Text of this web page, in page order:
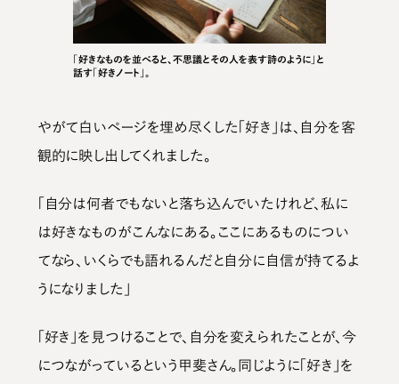
「好きなものを並べると、不思議とその人を表す詩のように」と
話す「好きノート」。
やがて白いページを埋め尽くした「好き」は、自分を客
観的に映し出してくれました。
「自分は何者でもないと落ち込んでいたけれど、私に
は好きなものがこんなにある。ここにあるものについ
てなら、いくらでも語れるんだと自分に自信が持てるよ
うになりました」
「好き」を見つけることで、自分を変えられたことが、今
につながっているという甲斐さん。同じように「好き」を